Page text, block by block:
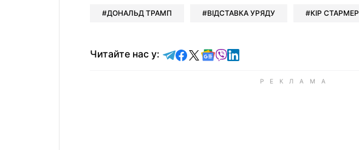
ДОНАЛЬД ТРАМП ВІДСТАВКА УРЯДУ КІР СТАРМЕР
Читайте нас у: Читайте у Telegram
Читайте у Facebook
Читайте у X
Читайте у Google news
Читайте у Viber
Читайте у LinkedIn